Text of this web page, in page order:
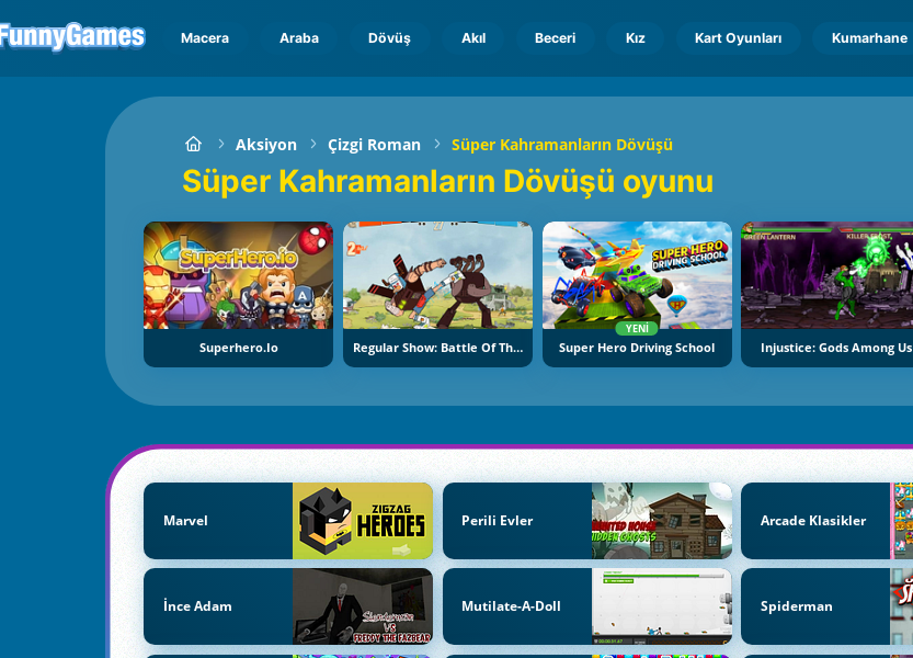
Macera Araba Dövüş Akıl Beceri Kız Kart Oyunları Kumarhane
Aksiyon Çizgi Roman Süper Kahramanların Dövüşü
Süper Kahramanların Dövüşü oyunu
Superhero.io Regular Show: Battle Of The Behemoths
YENI
Super Hero Driving School Injustice: Gods Among Us
Marvel Perili Evler Arcade Klasikler
İnce Adam Mutilate-A-Doll Spiderman